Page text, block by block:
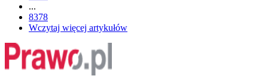
...
8378
Wczytaj więcej artykułów